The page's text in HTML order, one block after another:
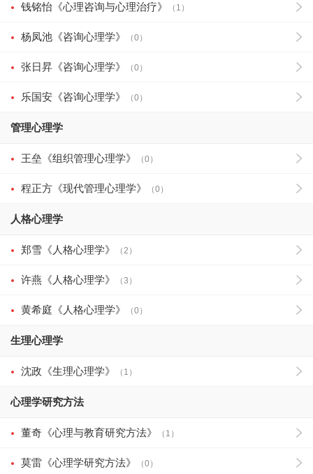
钱铭怡《心理咨询与心理治疗》 （1）
杨凤池《咨询心理学》 （0）
张日昇《咨询心理学》 （0）
乐国安《咨询心理学》 （0）
管理心理学
王垒《组织管理心理学》 （0）
程正方《现代管理心理学》 （0）
人格心理学
郑雪《人格心理学》 （2）
许燕《人格心理学》 （3）
黄希庭《人格心理学》 （0）
生理心理学
沈政《生理心理学》 （1）
心理学研究方法
董奇《心理与教育研究方法》 （1）
莫雷《心理学研究方法》 （0）